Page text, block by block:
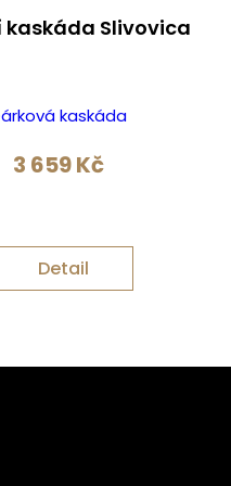
kaskáda Slivovica
kaskáda
3 659Kč
Detail